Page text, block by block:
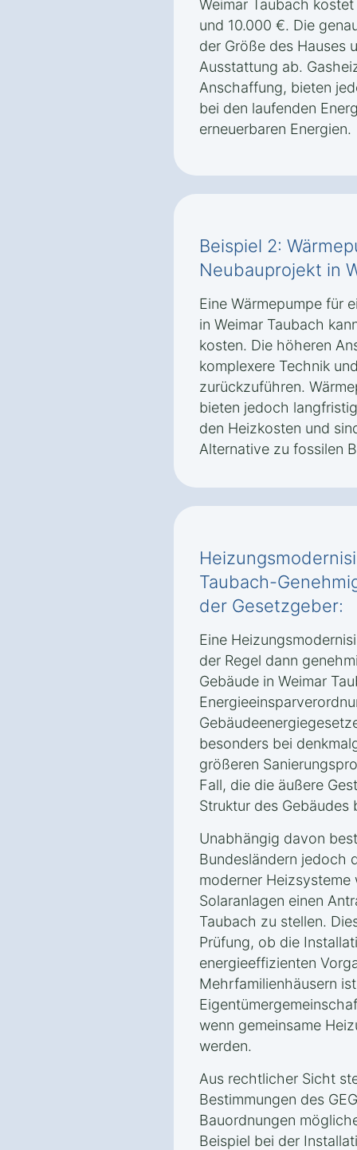
Weimar Taubach
und 10.000 €. Die
der Größe des Hauses
Ausstattung ab.
Anschaffung, bieten
bei den laufenden
erneuerbaren Energien.
Beispiel 2:
Neubauprojekt in
Eine Wärmepumpe für
in Weimar Taubach
kosten. Die höheren
komplexere Technik
zurückzuführen.
bieten jedoch
den Heizkosten und
Alternative zu fossilen
Taubach-
der Gesetzgeber:
Eine
der Regel dann
Gebäude in Weimar
besonders bei
größeren
Fall, die die äußere
Struktur des Gebäudes
Unabhängig davon
Bundesländern jedoch
moderner Heizsysteme
Solaranlagen einen
Taubach zu stellen.
Prüfung, ob die
energieeffizienten
Mehrfamilienhäusern
wenn gemeinsame
werden.
Aus rechtlicher Sicht
Bestimmungen des
Bauordnungen
Beispiel bei der